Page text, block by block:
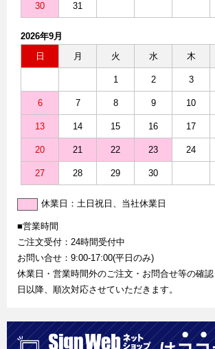
30 31
2026年9月
日
月 火 水 木
1 2 3
6 7 8 9 10
13 14 15 16 17
20 21 22 23 24
27 28 29 30
休業日：土日祝日、当社休業日
■営業時間
ご注文受付：24時間受付中
お問い合せ：9:00-17:00(平日のみ)
休業日・営業時間外のご注文・お問合せ等の確
日以降、順次対応させていただきます。